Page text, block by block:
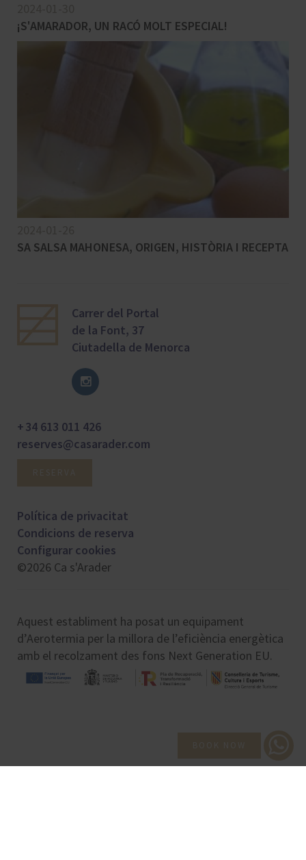
¡S'AMARADOR, UN RACÓ MOLT ESPECIAL!
SA SALSA MAHONESA, ORIGEN, HISTÒRIA I RECEPTA
Carrer del Portal
de la Font, 37
Ciutadella de Menorca
+ 34 613 011 426
reserves@casarader.com
Política de privacitat
Condicions de reserva
Configurar cookies
©2026 Ca s'Arader
Aquest establiment ha posat un equipament
d’Aerotermia per la millora de l’eficiència energètica
amb el recolzament des fons Next Generation EU.